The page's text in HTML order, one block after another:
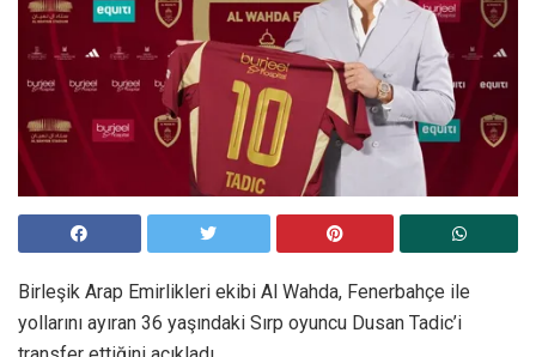
Birleşik Arap Emirlikleri ekibi Al Wahda, Fenerbahçe ile
yollarını ayıran 36 yaşındaki Sırp oyuncu Dusan Tadic’i